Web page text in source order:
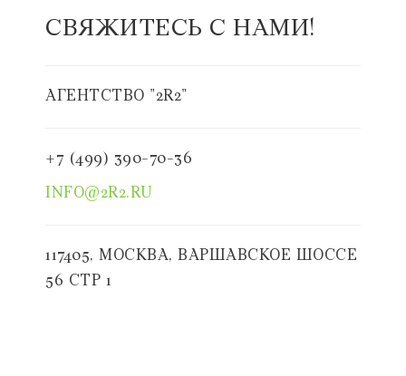
СВЯЖИТЕСЬ С НАМИ!
АГЕНТСТВО "2R2"
+7 (499) 390-70-36
INFO@2R2.RU
117405, МОСКВА, ВАРШАВСКОЕ ШОССЕ
56 СТР 1